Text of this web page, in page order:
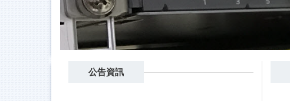
公告資訊